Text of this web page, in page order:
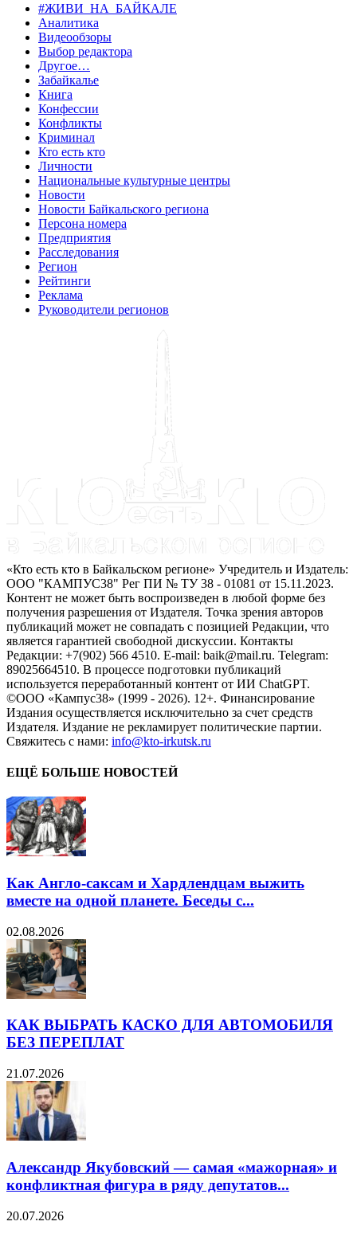
#ЖИВИ_НА_БАЙКАЛЕ
Аналитика
Видеообзоры
Выбор редактора
Другое…
Забайкалье
Книга
Конфессии
Конфликты
Криминал
Кто есть кто
Личности
Национальные культурные центры
Новости
Новости Байкальского региона
Персона номера
Предприятия
Расследования
Регион
Рейтинги
Реклама
Руководители регионов
«Кто есть кто в Байкальском регионе» Учредитель и Издатель:
ООО "КАМПУС38" Рег ПИ № ТУ 38 - 01081 от 15.11.2023.
Контент не может быть воспроизведен в любой форме без
получения разрешения от Издателя. Точка зрения авторов
публикаций может не совпадать с позицией Редакции, что
является гарантией свободной дискуссии. Контакты
Редакции: +7(902) 566 4510. E-mail: baik@mail.ru. Telegram:
89025664510. В процессе подготовки публикаций
используется переработанный контент от ИИ ChatGPT.
©ООО «Кампус38» (1999 - 2026). 12+. Финансирование
Издания осуществляется исключительно за счет средств
Издателя. Издание не рекламирует политические партии.
Свяжитесь с нами: info@kto-irkutsk.ru
ЕЩЁ БОЛЬШЕ НОВОСТЕЙ
Как Англо-саксам и Хардлендцам выжить
вместе на одной планете. Беседы с...
02.08.2026
КАК ВЫБРАТЬ КАСКО ДЛЯ АВТОМОБИЛЯ
БЕЗ ПЕРЕПЛАТ
21.07.2026
Александр Якубовский — самая «мажорная» и
конфликтная фигура в ряду депутатов...
20.07.2026